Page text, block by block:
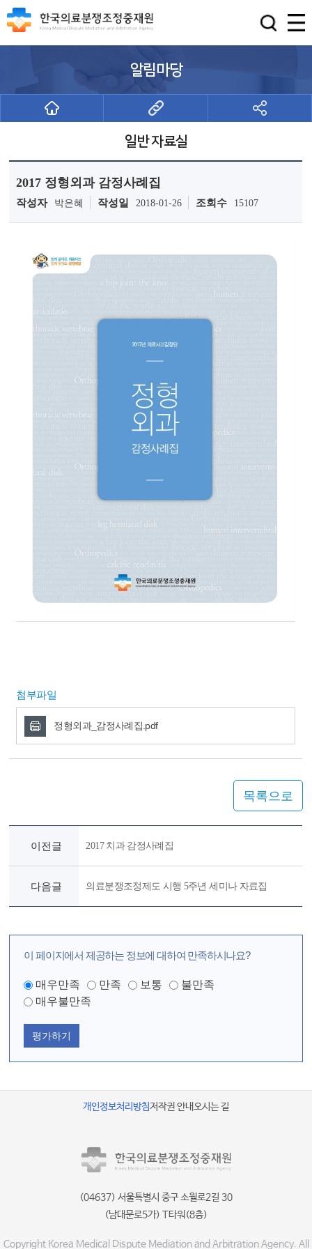
알림마당
일반 자료실
2017 정형외과 감정사례집
작성자 박은혜 작성일 2018-01-26 조회수 15107
첨부파일
정형외과_감정사례집.pdf
목록으로
이전글 2017 치과 감정사례집
다음글 의료분쟁조정제도 시행 5주년 세미나 자료집
이 페이지에서 제공하는 정보에 대하여 만족하시나요?
매우만족 만족 보통
불만족
매우불만족
평가하기
개인정보처리방침저작권 안내오시는 길
(04637) 서울특별시 중구 소월로2길 30
(남대문로5가) T타워(8층)
Copyright Korea Medical Dispute Mediation and Arbitration Agency. All